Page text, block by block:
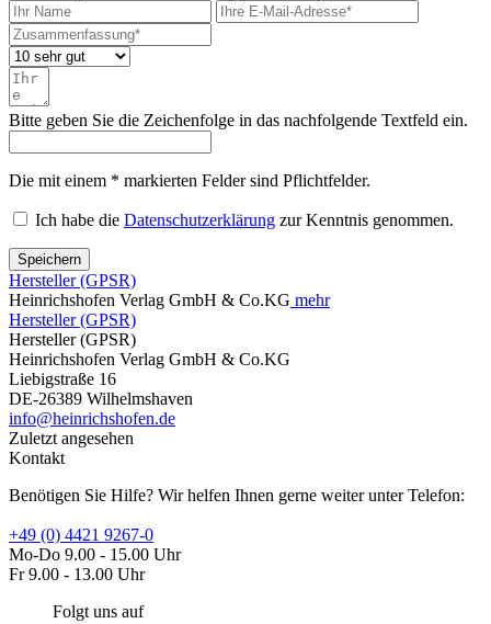
Bitte geben Sie die Zeichenfolge in das nachfolgende Textfeld ein.
Die mit einem * markierten Felder sind Pflichtfelder.
Ich habe die Datenschutzerklärung zur Kenntnis genommen.
Speichern
Hersteller (GPSR)
Heinrichshofen Verlag GmbH & Co.KG mehr
Hersteller (GPSR)
Hersteller (GPSR)
Heinrichshofen Verlag GmbH & Co.KG
Liebigstraße 16
DE-26389 Wilhelmshaven
info@heinrichshofen.de
Zuletzt angesehen
Kontakt
Benötigen Sie Hilfe? Wir helfen Ihnen gerne weiter unter Telefon:
+49 (0) 4421 9267-0
Mo-Do 9.00 - 15.00 Uhr
Fr 9.00 - 13.00 Uhr
Folgt uns auf